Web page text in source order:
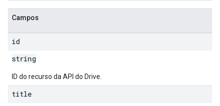
Campos
id
string
ID do recurso da API do Drive.
title